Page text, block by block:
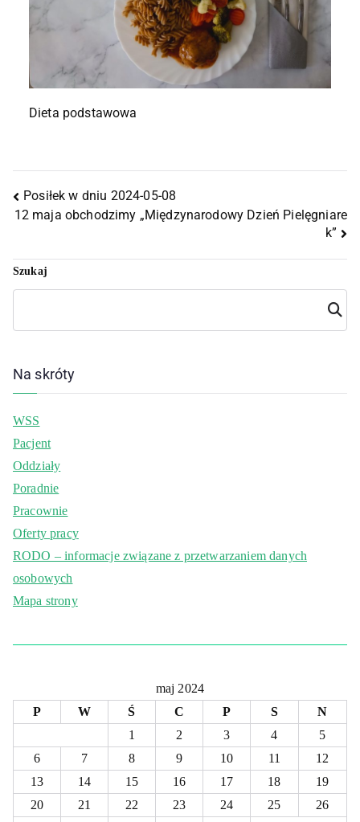
Dieta podstawowa
Posiłek w dniu 2024-05-08
12 maja obchodzimy „Międzynarodowy Dzień Pielęgniare
k”
Szukaj
Szuka
j
Na skróty
WSS
Pacjent
Oddziały
Poradnie
Pracownie
Oferty pracy
RODO – informacje związane z przetwarzaniem danych
osobowych
Mapa strony
maj 2024
P
W Ś C P S
N
1
2 3 4
5
6
7 8 9 10 11
12
13
14 15 16 17 18
19
20
21 22 23 24 25
26